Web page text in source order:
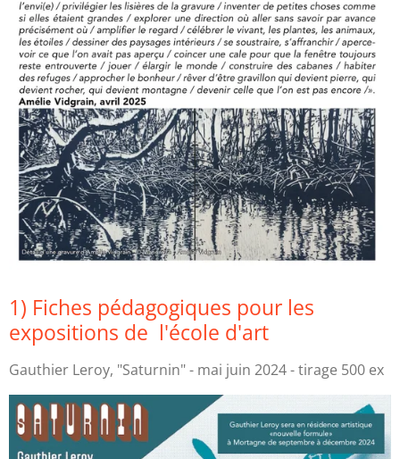
1) Fiches pédagogiques pour les
expositions de l'école d'art
Gauthier Leroy, "Saturnin" - mai juin 2024 - tirage 500 ex